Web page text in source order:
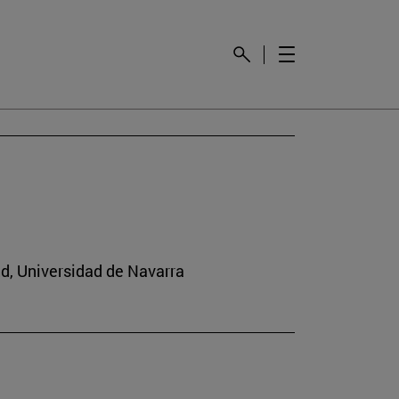
Universidad de Navarra